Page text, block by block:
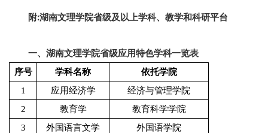
附:湖南文理学院省级及以上学科、教学和科研平台
一、湖南文理学院省级应用特色学科一览表
序号 学科名称
依托学院
1
应用经济学
经济与管理学院
2
教育学
教育科学学院
3
外国语言文学
外国语学院